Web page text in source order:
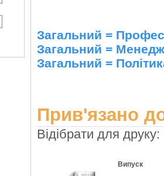
Загальний =
Загальний =
Загальний =
Прив'язано
Відібрати для друку:
Випуск